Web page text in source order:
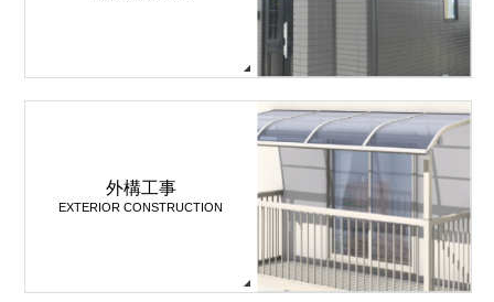
外構工事
EXTERIOR CONSTRUCTION